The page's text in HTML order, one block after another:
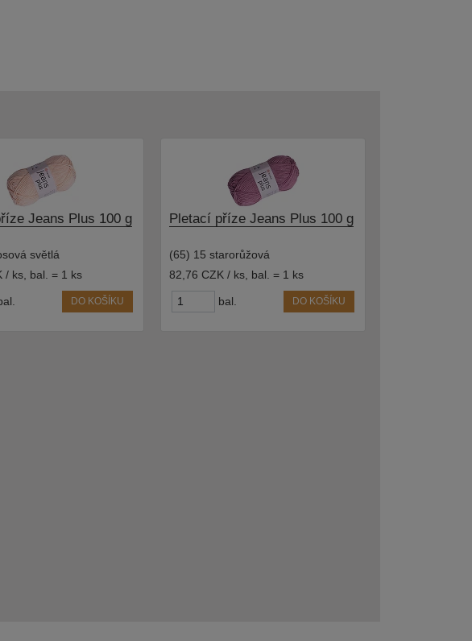
Jeans Plus 100 g
světlá
/ ks bal. = 1 ks
DO KOŠÍKU
Pletací příze Jeans Plus 100 g
(65) 15 starorůžová
82,76 CZK / ks bal. = 1 ks
bal. DO KOŠÍKU